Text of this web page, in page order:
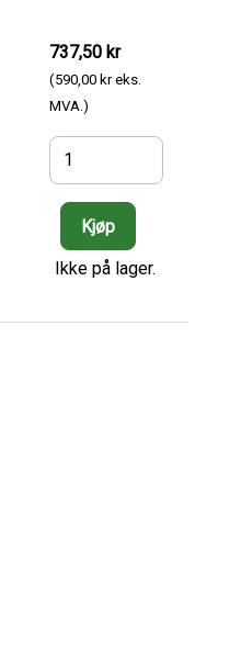
737,50 kr
(590,00 kr eks.
MVA.)
Ikke på lager.